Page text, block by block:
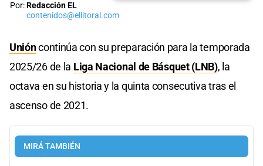
Por:Redacción EL
contenidos@ellitoral.com
Unióncontinúa con su preparación para la temporada
2025/26 de la Liga Nacional de Básquet (LNB), la
octava en su historia y la quinta consecutiva tras el
ascenso de 2021.
MIRÁ TAMBIÉN